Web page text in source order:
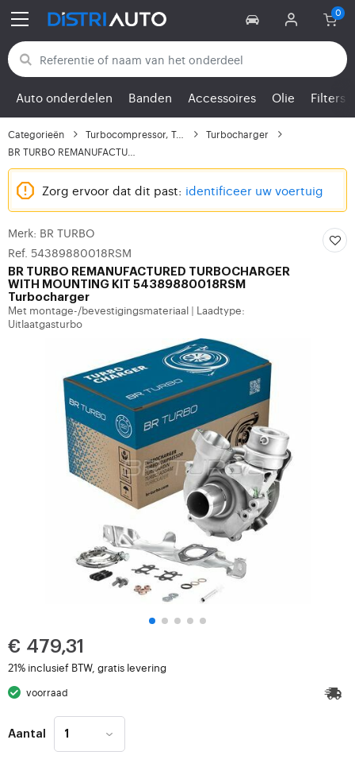
Terug naar categorieën
Auto onderdelen Banden Accessoires Olie Filters
Categorieën Turbocompressor, Turbo
Turbocharger
Zorg ervoor dat dit past: identificeer uw voertuig
Merk: BR TURBO
Ref. 54389880018RSM
BR TURBO REMANUFACTURED TURBOCHARGER
WITH MOUNTING KIT 54389880018RSM
Turbocharger
Met montage-/bevestigingsmateriaal
Laadtype:
Uitlaatgasturbo
€ 479,31
21% inclusief BTW, gratis levering
voorraad
Aantal